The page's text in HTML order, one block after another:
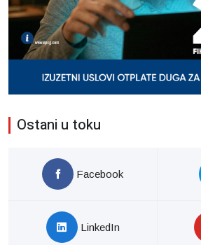
Ostani u toku
Facebook
LinkedIn